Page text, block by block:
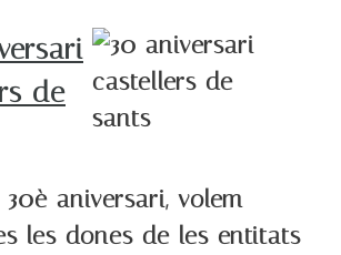
aniversari, volem
les dones de les entitats